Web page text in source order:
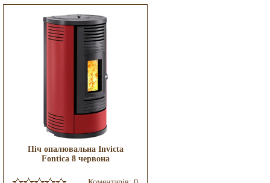
Піч опалювальна Invicta
Fontica 8 червона